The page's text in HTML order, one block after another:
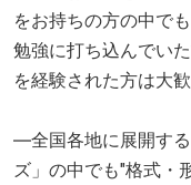
をお持ちの方の中で
勉強に打ち込んでい
を経験された方は大歓
―全国各地に展開す
ズ」の中でも"格式・